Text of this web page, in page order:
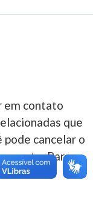
em contato
que
pode cancelar o
Para
de